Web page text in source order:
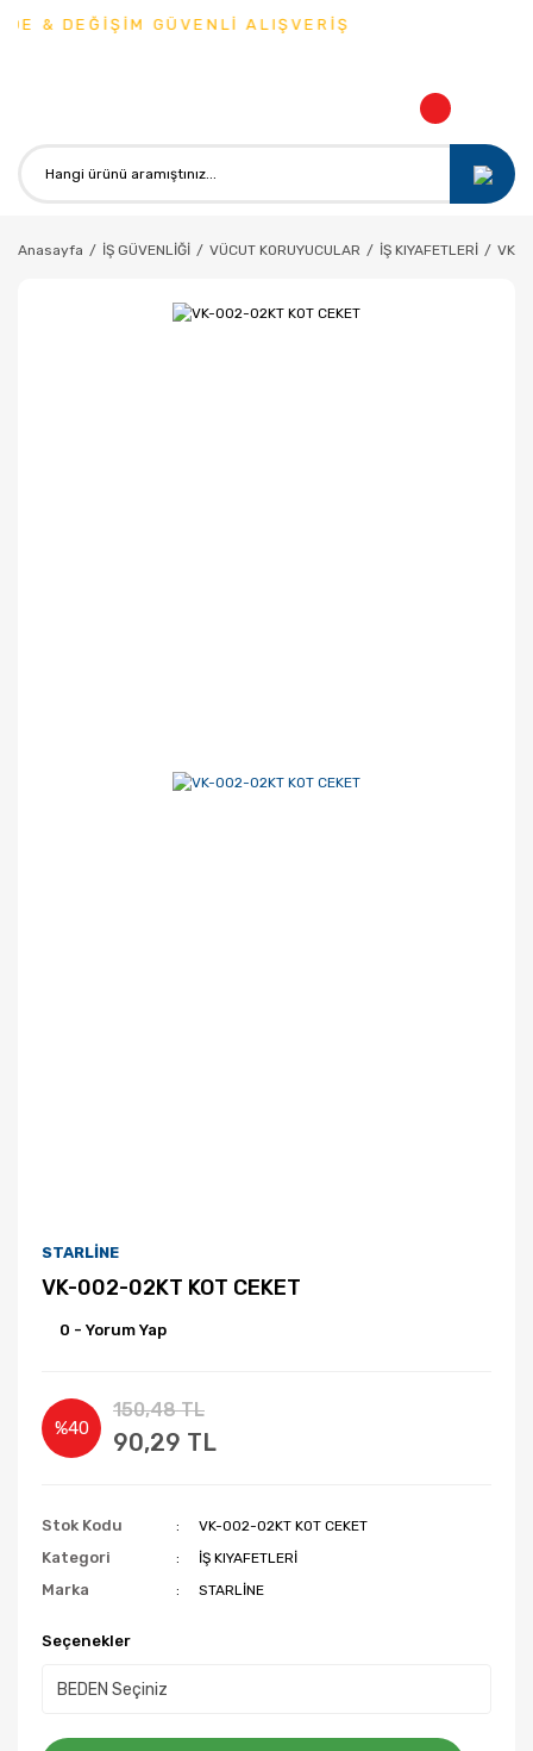
& DEĞİŞİM GÜVENLİ ALIŞVERİŞ
Anasayfa İŞ GÜVENLİĞİ VÜCUT KORUYUCULAR İŞ KIYAFETLERİ VK-
STARLİNE
VK-002-02KT KOT CEKET
0 - Yorum Yap
%40
150,48 TL
90,29 TL
Stok Kodu VK-002-02KT KOT CEKET
Kategori İŞ KIYAFETLERİ
Marka STARLİNE
Seçenekler